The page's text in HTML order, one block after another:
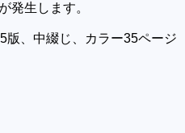
発生します。
版、中綴じ、カラー35ページ